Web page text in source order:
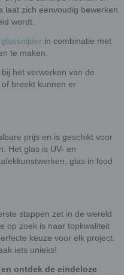
laat zich eenvoudig bewerken
wordt.
glassnijder in combinatie met
te maken.
bij het verwerken van de
breekt kunnen er
prijs en is geschikt voor
Het glas is UV- en
glas in lood
stappen zet in de wereld
op zoek is naar topkwaliteit
keuze voor elk project.
iets unieks!
ontdek de eindeloze